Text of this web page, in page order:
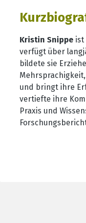
Kristin Snippe ist
verfügt über
bildete sie
und bringt ihre
vertiefte ihre
Praxis und